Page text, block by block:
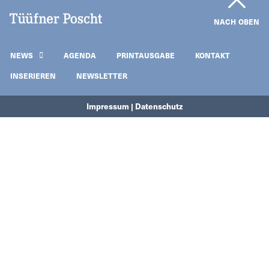
NACH OBEN
NEWS AGENDA PRINTAUSGABE
KONTAKT
INSERIEREN
NEWSLETTER
Impressum | Datenschutz